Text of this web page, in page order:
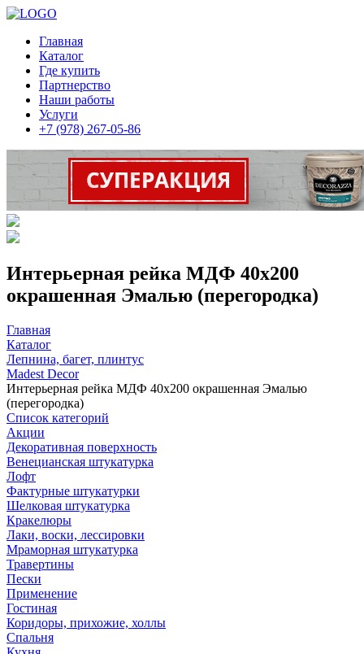
Главная
Каталог
Где купить
Партнерство
Наши работы
Услуги
+7 (978) 267-05-86
Интерьерная рейка МДФ 40х200
окрашенная Эмалью (перегородка)
Главная
Каталог
Лепнина, багет, плинтус
Madest Decor
Интерьерная рейка МДФ 40х200 окрашенная Эмалью
(перегородка)
Список категорий
Акции
Декоративная поверхность
Венецианская штукатурка
Лофт
Фактурные штукатурки
Шелковая штукатурка
Кракелюры
Лаки, воски, лессировки
Мраморная штукатурка
Травертины
Пески
Применение
Гостиная
Коридоры, прихожие, холлы
Спальня